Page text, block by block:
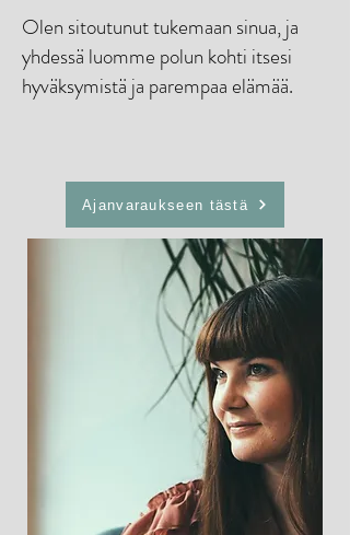
Olen sitoutunut tukemaan sinua, ja
yhdessä luomme polun kohti itsesi
hyväksymistä ja parempaa elämää.
Ajanvaraukseen tästä